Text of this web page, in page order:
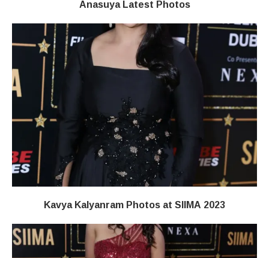
Anasuya Latest Photos
Kavya Kalyanram Photos at SIIMA 2023